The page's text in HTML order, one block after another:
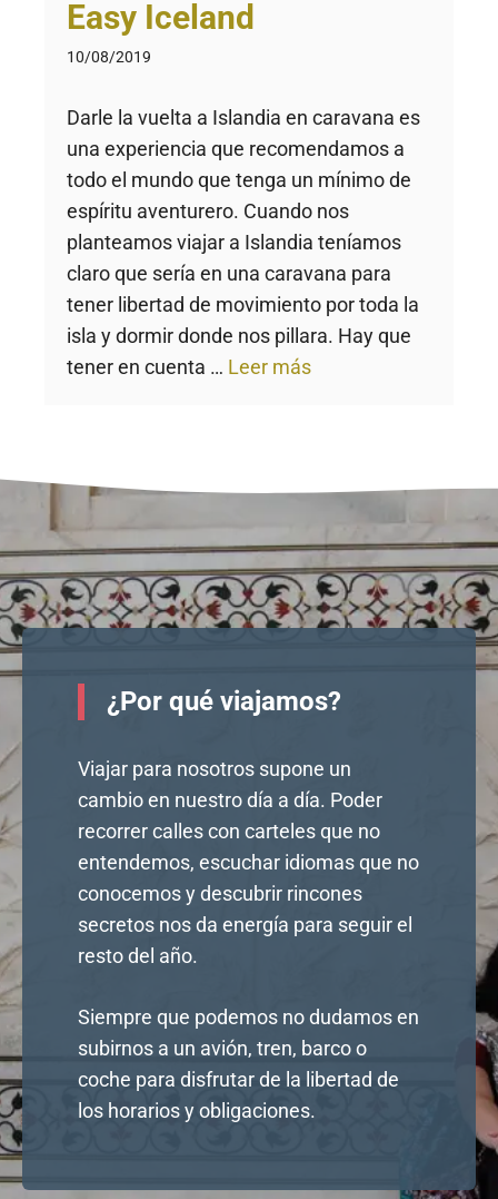
Easy Iceland
10/08/2019
Darle la vuelta a Islandia en caravana es
una experiencia que recomendamos a
todo el mundo que tenga un mínimo de
espíritu aventurero. Cuando nos
planteamos viajar a Islandia teníamos
claro que sería en una caravana para
tener libertad de movimiento por toda la
isla y dormir donde nos pillara. Hay que
tener en cuenta … Leer más
¿Por qué viajamos?
Viajar para nosotros supone un
cambio en nuestro día a día. Poder
recorrer calles con carteles que no
entendemos, escuchar idiomas que no
conocemos y descubrir rincones
secretos nos da energía para seguir el
resto del año.
Siempre que podemos no dudamos en
subirnos a un avión, tren, barco o
coche para disfrutar de la libertad de
los horarios y obligaciones.